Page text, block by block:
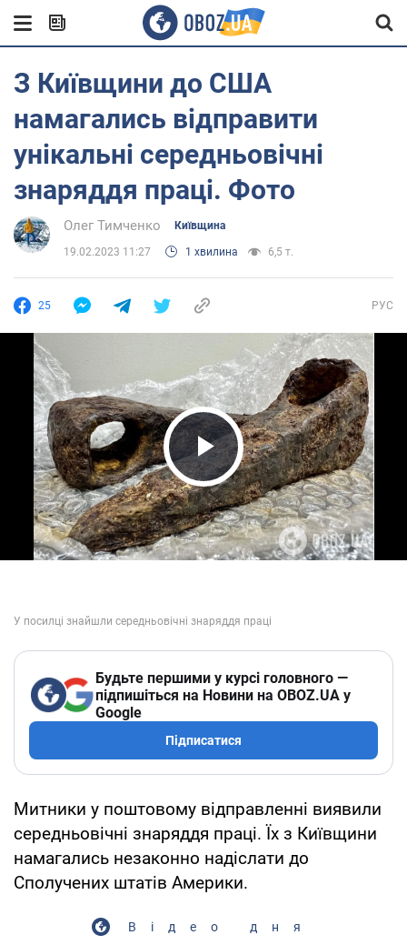
З Київщини до США
намагались відправити
унікальні середньовічні
знаряддя праці. Фото
Олег Тимченко Київщина
19.02.2023 11:27 1 хвилина 6,5 т.
25 РУС
Play Video
Будьте першими у курсі головного —
підпишіться на Новини на OBOZ.UA у
Google
Підписатися
Митники у поштовому відправленні виявили
середньовічні знаряддя праці. Їх з Київщини
намагались незаконно надіслати до
Сполучених штатів Америки.
Відео дня